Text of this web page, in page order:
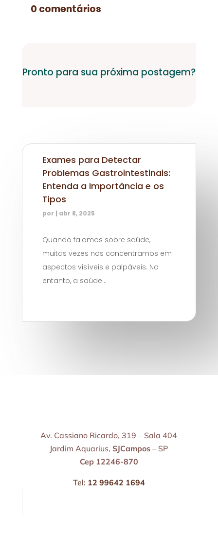
0 comentários
Pronto para sua próxima postagem?
Exames para Detectar
Problemas Gastrointestinais:
Entenda a Importância e os
Tipos
por | abr 8, 2025
Quando falamos sobre saúde,
muitas vezes nos concentramos em
aspectos visíveis e palpáveis. No
entanto, a saúde...
Av. Cassiano Ricardo, 319 – Sala 404
Jardim Aquarius, SJCampos – SP
Cep 12246-870
Tel: 12 99642 1694